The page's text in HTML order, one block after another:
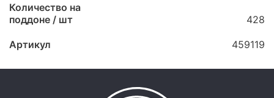
Количество на
поддоне / шт
428
Артикул 459119